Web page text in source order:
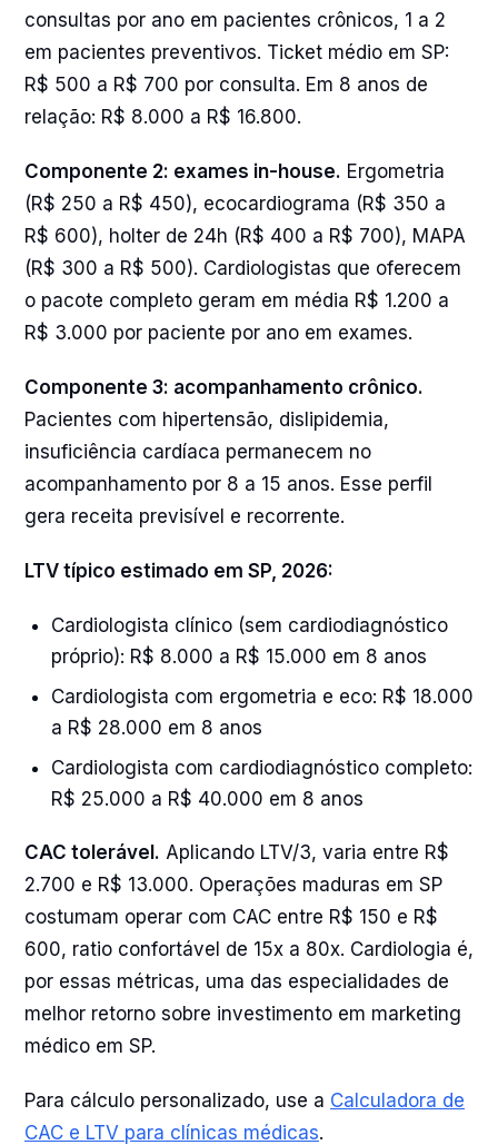
consultas por ano em pacientes crônicos, 1 a 2
em pacientes preventivos. Ticket médio em SP:
R$ 500 a R$ 700 por consulta. Em 8 anos de
relação: R$ 8.000 a R$ 16.800.
Componente 2: exames in-house. Ergometria
(R$ 250 a R$ 450), ecocardiograma (R$ 350 a
R$ 600), holter de 24h (R$ 400 a R$ 700), MAPA
(R$ 300 a R$ 500). Cardiologistas que oferecem
o pacote completo geram em média R$ 1.200 a
R$ 3.000 por paciente por ano em exames.
Componente 3: acompanhamento crônico.
Pacientes com hipertensão, dislipidemia,
insuficiência cardíaca permanecem no
acompanhamento por 8 a 15 anos. Esse perfil
gera receita previsível e recorrente.
LTV típico estimado em SP, 2026:
Cardiologista clínico (sem cardiodiagnóstico
próprio): R$ 8.000 a R$ 15.000 em 8 anos
Cardiologista com ergometria e eco: R$ 18.000
a R$ 28.000 em 8 anos
Cardiologista com cardiodiagnóstico completo:
R$ 25.000 a R$ 40.000 em 8 anos
CAC tolerável. Aplicando LTV/3, varia entre R$
2.700 e R$ 13.000. Operações maduras em SP
costumam operar com CAC entre R$ 150 e R$
600, ratio confortável de 15x a 80x. Cardiologia é,
por essas métricas, uma das especialidades de
melhor retorno sobre investimento em marketing
médico em SP.
Para cálculo personalizado, use a Calculadora de
CAC e LTV para clínicas médicas.